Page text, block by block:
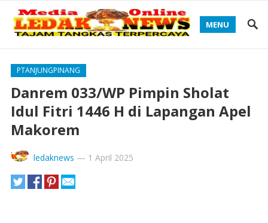
MENU
PTANJUNGPINANG
Danrem 033/WP Pimpin Sholat
Idul Fitri 1446 H di Lapangan Apel
Makorem
ledaknews — 1 April 2025